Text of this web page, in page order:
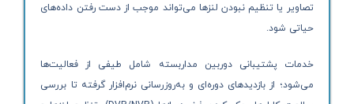
تصاویر یا تنظیم نبودن لنزها می‌تواند موجب از دست رفتن داده‌های
حیاتی شود.
خدمات پشتیبانی دوربین مداربسته شامل طیفی از فعالیت‌ها
می‌شود؛ از بازدیدهای دوره‌ای و به‌روزرسانی نرم‌افزار گرفته تا بررسی